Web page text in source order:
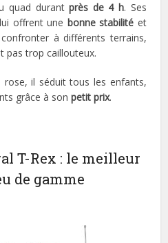
quad durantprès de 4 h. Ses
offrent une bonne stabilité et
à différents terrains,
pas trop caillouteux.
il séduit tous les enfants,
grâce à sonpetit prix.
T-Rex : le meilleur
de gamme